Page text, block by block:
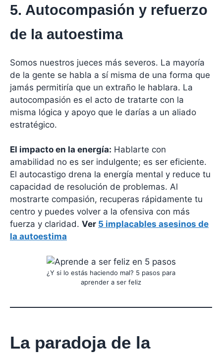
5. Autocompasión y refuerzo
de la autoestima
Somos nuestros jueces más severos. La mayoría
de la gente se habla a sí misma de una forma que
jamás permitiría que un extraño le hablara. La
autocompasión es el acto de tratarte con la
misma lógica y apoyo que le darías a un aliado
estratégico.
El impacto en la energía: Hablarte con
amabilidad no es ser indulgente; es ser eficiente.
El autocastigo drena la energía mental y reduce tu
capacidad de resolución de problemas. Al
mostrarte compasión, recuperas rápidamente tu
centro y puedes volver a la ofensiva con más
fuerza y claridad. Ver 5 implacables asesinos de
la autoestima
¿Y si lo estás haciendo mal? 5 pasos para
aprender a ser feliz
La paradoja de la